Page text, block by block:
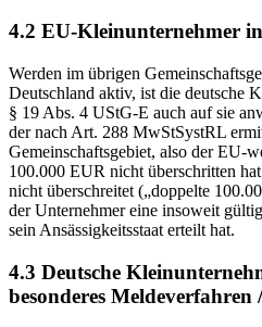
4.2 EU-Kleinunternehmer
Werden im übrigen
Deutschland aktiv, ist die deutsche
§ 19 Abs. 4 UStG-E auch auf sie
der nach Art. 288 MwStSystRL
Gemeinschaftsgebiet, also der EU-
100.000 EUR nicht überschritten
nicht überschreitet („doppelte
der Unternehmer eine insoweit
sein Ansässigkeitsstaat erteilt hat.
4.3 Deutsche
besonderes